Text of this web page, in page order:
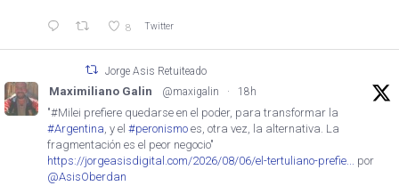
8 Twitter
Jorge Asis Retuiteado
Maximiliano Galin @maxigalin · 18h
"#Milei prefiere quedarse en el poder, para transformar la
#Argentina , y el #peronismo es, otra vez, la alternativa. La
fragmentación es el peor negocio"
https://jorgeasisdigital.com/2026/08/06/el-tertuliano-prefie...
por
@AsisOberdan